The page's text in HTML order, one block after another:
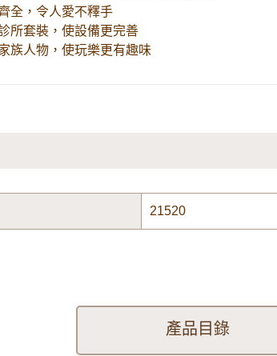
全，令人愛不釋手
所套裝，使設備更完善
族人物，使玩樂更有趣味
21520
產品目錄